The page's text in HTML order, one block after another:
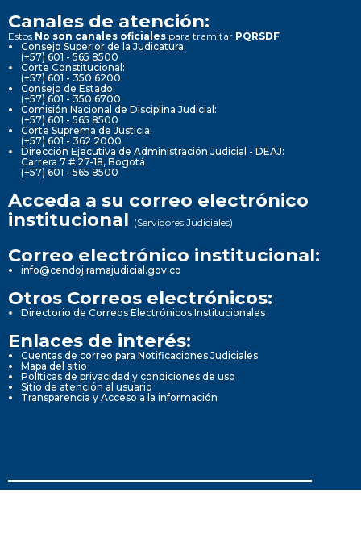
Canales de atención:
Estos No son canales oficiales para tramitar PQRSDF
Consejo Superior de la Judicatura:
(+57) 601 - 565 8500
Corte Constitucional:
(+57) 601 - 350 6200
Consejo de Estado:
(+57) 601 - 350 6700
Comisión Nacional de Disciplina Judicial:
(+57) 601 - 565 8500
Corte Suprema de Justicia:
(+57) 601 - 362 2000
Dirección Ejecutiva de Administración Judicial - DEAJ:
Carrera 7 # 27-18, Bogotá
(+57) 601 - 565 8500
Acceda a su correo electrónico
institucional (Servidores Judiciales)
Correo electrónico institucional:
info@cendoj.ramajudicial.gov.co
Otros Correos electrónicos:
Directorio de Correos Electrónicos Institucionales
Enlaces de interés:
Cuentas de correo para Notificaciones Judiciales
Mapa del sitio
Políticas de privacidad y condiciones de uso
Sitio de atención al usuario
Transparencia y Acceso a la información